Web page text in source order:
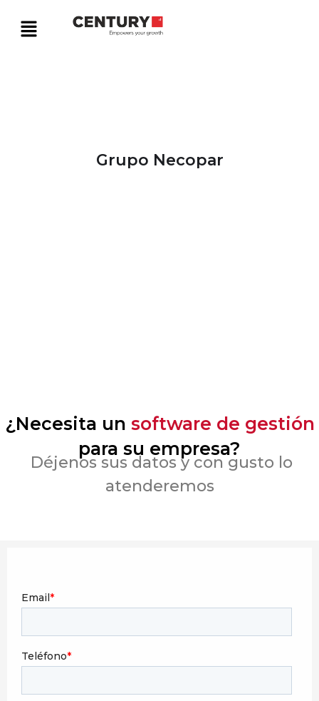
Grupo Necopar
¿Necesita un software de gestión
para su empresa?
Déjenos sus datos y con gusto lo
atenderemos